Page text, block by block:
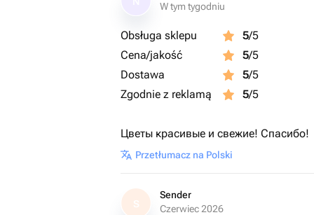
W tym tygodniu
Obsługa sklepu 5/5
Cena/jakość
5/5
Dostawa
5/5
Zgodnie z reklamą
5/5
Цветы красивые и свежие! Спасибо!
Przetłumacz na Polski
S
Sender
Czerwiec 2026